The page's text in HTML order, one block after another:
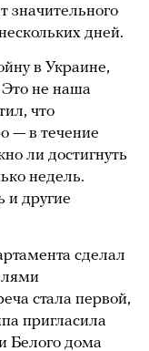
значительного
дней.
в Украине,
не наша
что
— в течение
ли достигнуть
недель.
и другие
сделал
стала первой,
пригласила
Белого дома